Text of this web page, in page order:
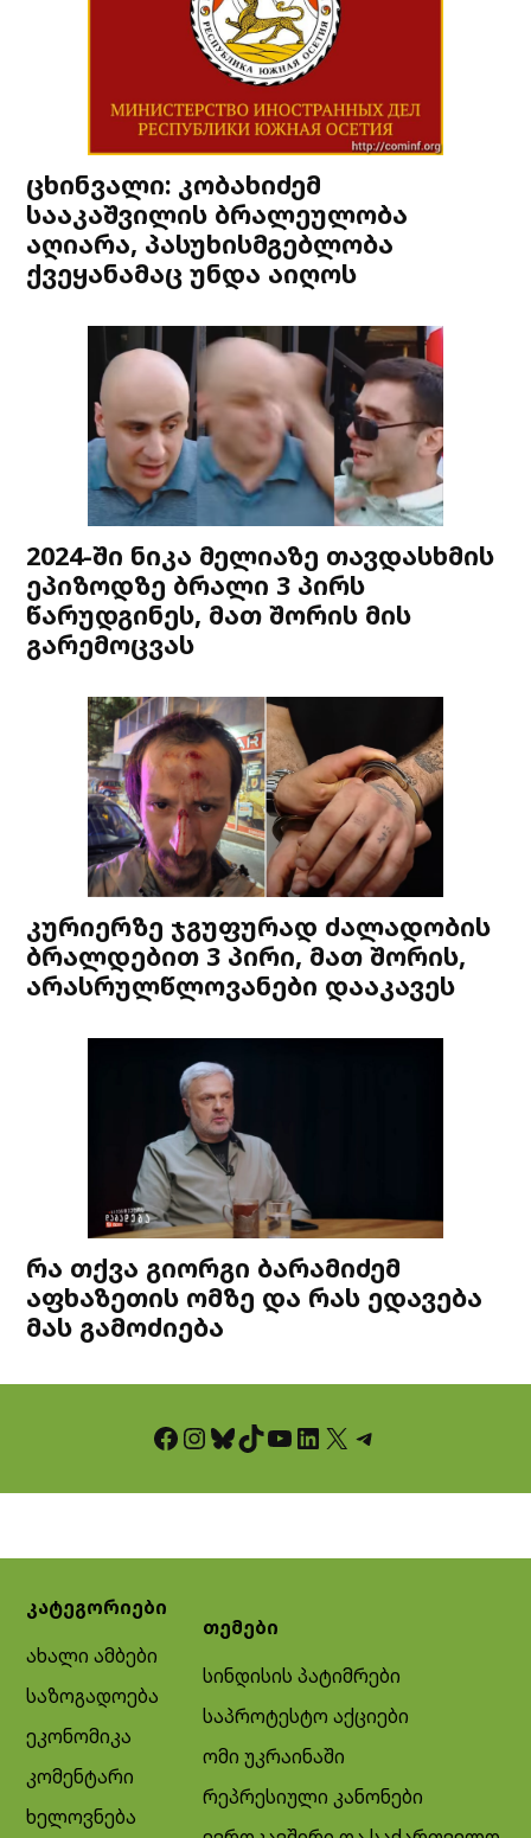
ცხინვალი: კობახიძემ
სააკაშვილის ბრალეულობა
აღიარა, პასუხისმგებლობა
ქვეყანამაც უნდა აიღოს
2024-ში ნიკა მელიაზე თავდასხმის
ეპიზოდზე ბრალი 3 პირს
წარუდგინეს, მათ შორის მის
გარემოცვას
კურიერზე ჯგუფურად ძალადობის
ბრალდებით 3 პირი, მათ შორის,
არასრულწლოვანები დააკავეს
რა თქვა გიორგი ბარამიძემ
აფხაზეთის ომზე და რას ედავება
მას გამოძიება
Facebook InstagramBluesky TikTok YouTube LinkedIn X Telegram
კატეგორიები
ახალი ამბები
საზოგადოება
ეკონომიკა
კომენტარი
ხელოვნება
თემები
სინდისის პატიმრები
საპროტესტო აქციები
ომი უკრაინაში
რეპრესიული კანონები